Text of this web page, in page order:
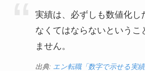
実績は、必ずしも数値化し
なくてはならないというこ
ません。
出典: エン転職「数字で示せる実